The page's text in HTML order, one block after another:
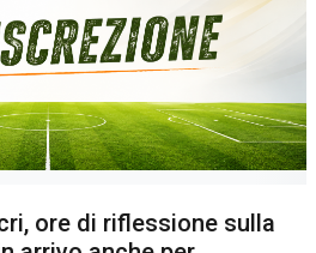
ore di riflessione sulla